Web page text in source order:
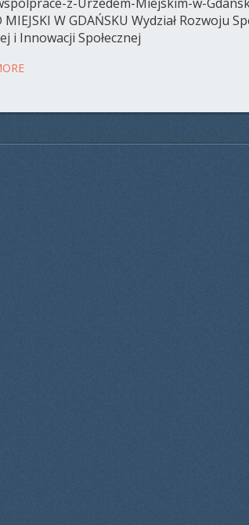
MIEJSKI W GDAŃSKU Wydział Rozwoju
i Innowacji Społecznej